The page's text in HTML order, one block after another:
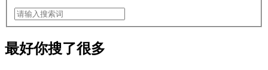
最好你搜了很多